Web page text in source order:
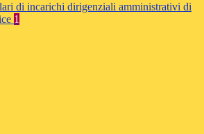
di incarichi dirigenziali amministrativi di
1